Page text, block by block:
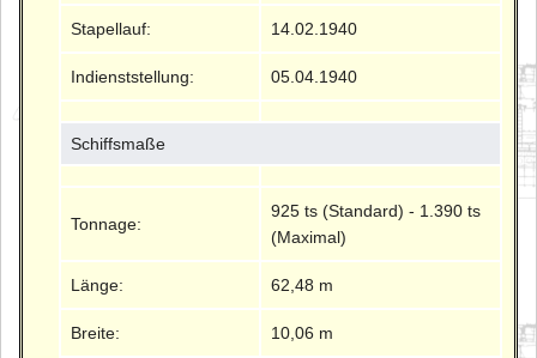
Stapellauf: 14.02.1940
Indienststellung: 05.04.1940
Schiffsmaße
Tonnage:
925 ts (Standard) - 1.390 ts
(Maximal)
Länge: 62,48 m
Breite: 10,06 m